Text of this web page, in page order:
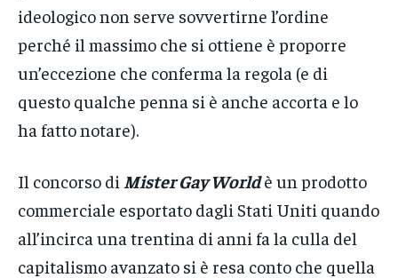
ideologico non serve sovvertirne l’ordine
perché il massimo che si ottiene è proporre
un’eccezione che conferma la regola (e di
questo qualche penna si è anche accorta e lo
ha fatto notare).
Il concorso di Mister Gay Worldè un prodotto
commerciale esportato dagli Stati Uniti quando
all’incirca una trentina di anni fa la culla del
capitalismo avanzato si è resa conto che quella